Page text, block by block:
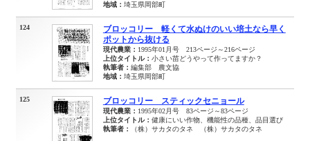
地域： 埼玉県岡部町
124
ブロッコリー 軽くて水ぬけのいい培土なら早く
ポットから抜ける
現代農業： 1995年01月号 213ページ～216ページ
上位タイトル： 小さい苗どうやって作ってますか？
執筆者： 編集部 農文協
地域： 埼玉県岡部町
125 ブロッコリー スティックセニョール
現代農業： 1995年02月号 83ページ～83ページ
上位タイトル： 健康にいい作物、機能性の品種、品目選び
執筆者：
（株）サカタのタネ （株）サカタのタネ